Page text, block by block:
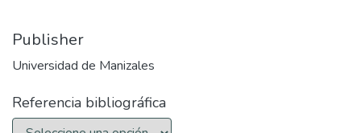
Publisher
Universidad de Manizales
Referencia bibliográfica